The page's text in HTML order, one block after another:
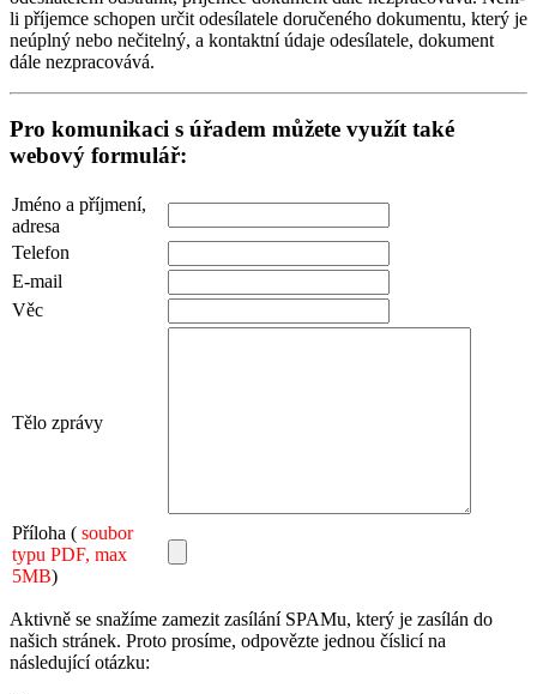
li příjemce schopen určit odesílatele doručeného dokumentu, který je
neúplný nebo nečitelný, a kontaktní údaje odesílatele, dokument
dále nezpracovává.
Pro komunikaci s úřadem můžete využít také
webový formulář:
Jméno a příjmení,
adresa
Telefon
E-mail
Věc
Tělo zprávy
Příloha ( soubor
typu PDF, max
5MB)
Aktivně se snažíme zamezit zasílání SPAMu, který je zasílán do
našich stránek. Proto prosíme, odpovězte jednou číslicí na
následující otázku: